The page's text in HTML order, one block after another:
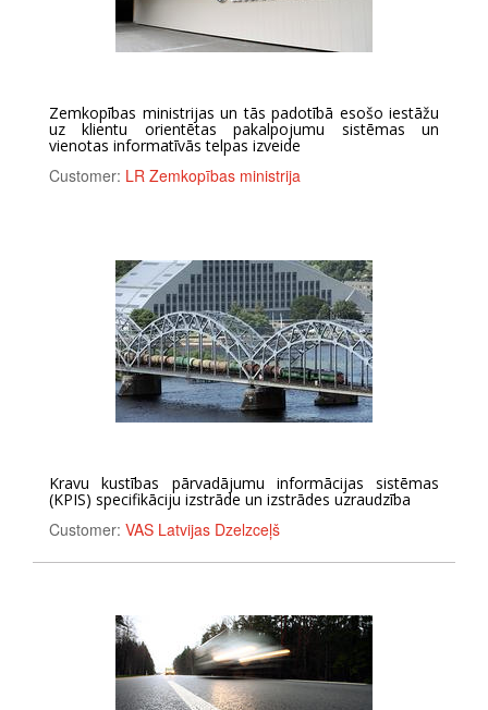
Zemkopības ministrijas un tās padotībā esošo iestāžu
uz klientu orientētas pakalpojumu sistēmas un
vienotas informatīvās telpas izveide
Customer: LR Zemkopības ministrija
Kravu kustības pārvadājumu informācijas sistēmas
(KPIS) specifikāciju izstrāde un izstrādes uzraudzība
Customer: VAS Latvijas Dzelzceļš